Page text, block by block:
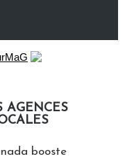
AGENCES
booste